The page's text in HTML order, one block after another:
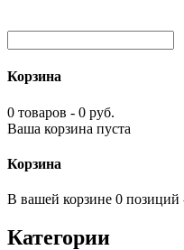
Корзина
0 товаров - 0 руб.
Ваша корзина пуста
Корзина
В вашей корзине 0 позиций
Категории